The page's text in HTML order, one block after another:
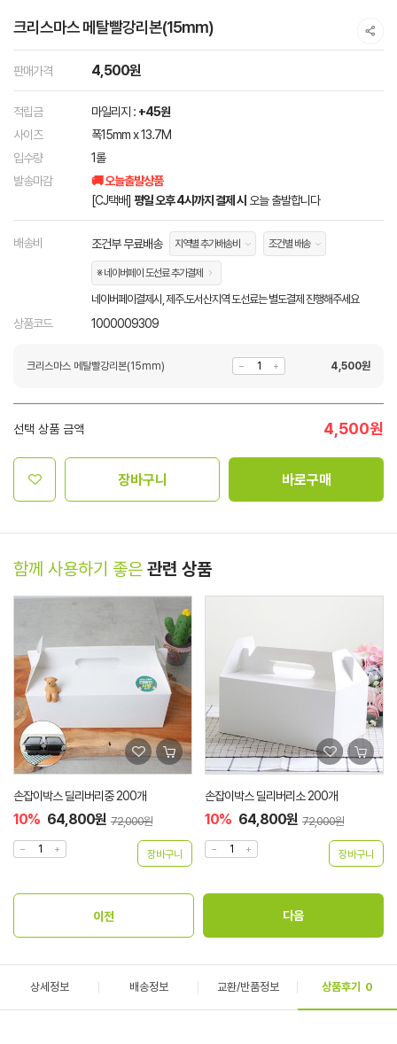
크리스마스 메탈빨강리본(15mm)
판매가격 4,500원
적립금 마일리지 : +45원
사이즈
폭15mm x 13.7M
입수량
1롤
발송마감
🚚 오늘출발상품
[CJ택배] 평일 오후 4시까지 결제 시 오늘 출발합니다
배송비 조건부 무료배송 지역별 추가배송비 조건별 배송
※ 네이버페이 도선료 추가결제
네이버페이결제시, 제주.도서산지역 도선료는 별도결제 진행해주세요
상품코드 1000009309
크리스마스 메탈빨강리본(15mm) 4,500원
선택 상품 금액 4,500원
장바구니 바로구매
함께 사용하기 좋은 관련 상품
손잡이박스 딜리버리중 200개
10% 64,800원 72,000원
손잡이박스 딜리버리소 200개
10% 64,800원 72,000원
상세정보 배송정보 교환/반품정보 상품후기 0